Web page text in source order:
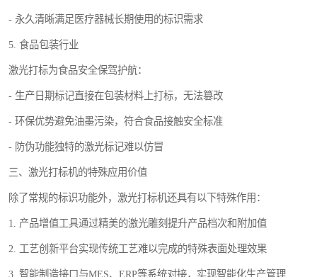
- 永久清晰满足医疗器械长期使用的标识需求
5. 食品包装行业
激光打标为食品安全保驾护航：
- 生产日期标记直接在包装材料上打标，无法篡改
- 环保优势避免油墨污染，符合食品接触安全标准
- 防伪功能独特的激光标记难以仿冒
三、激光打标机的特殊应用价值
除了常规的标识功能外，激光打标机还具有以下特殊作用：
1. 产品增值工具通过精美的激光雕刻提升产品档次和附加值
2. 工艺创新平台实现传统工艺难以完成的特殊表面处理效果
3. 智能制造接口与MES、ERP等系统对接，实现智能化生产管理